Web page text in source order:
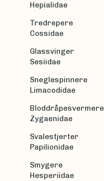
Hepialidae
Tredrepere
Cossidae
Glassvinger
Sesiidae
Sneglespinnere
Limacodidae
Bloddråpesvermere
Zygaenidae
Svalestjerter
Papilionidae
Smygere
Hesperiidae